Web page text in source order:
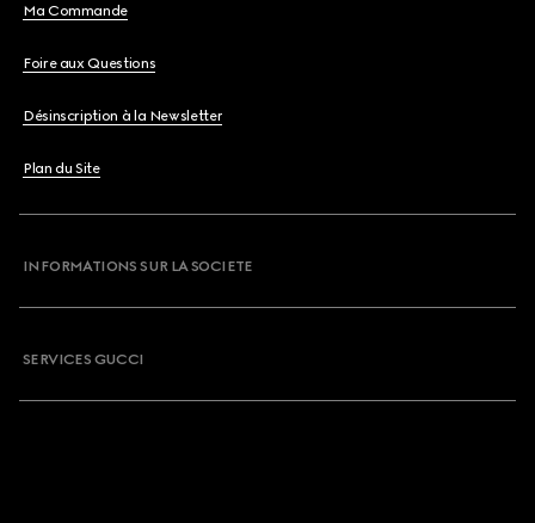
Ma Commande
Foire aux Questions
Désinscription à la Newsletter
Plan du Site
INFORMATIONS SUR LA SOCIETE
SERVICES GUCCI